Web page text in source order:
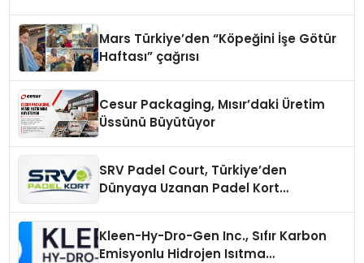
Mars Türkiye’den “Köpeğini İşe Götür
Haftası” çağrısı
Cesur Packaging, Mısır’daki Üretim
Üssünü Büyütüyor
SRV Padel Court, Türkiye’den
Dünyaya Uzanan Padel Kort
Kleen-Hy-Dro-Gen Inc., Sıfır Karbon
Emisyonlu Hidrojen Isıtma